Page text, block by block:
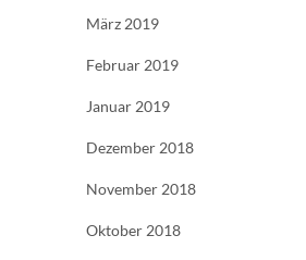
März 2019
Februar 2019
Januar 2019
Dezember 2018
November 2018
Oktober 2018